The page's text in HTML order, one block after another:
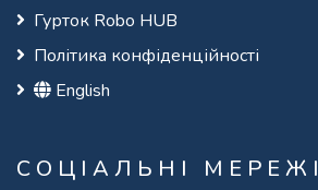
Гурток Robo HUB
Політика конфіденційності
English
СОЦІАЛЬНІ МЕРЕЖІ